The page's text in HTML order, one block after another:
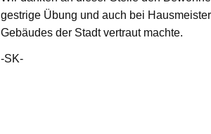
gestrige Übung und auch bei
Gebäudes der Stadt vertraut machte.
-SK-